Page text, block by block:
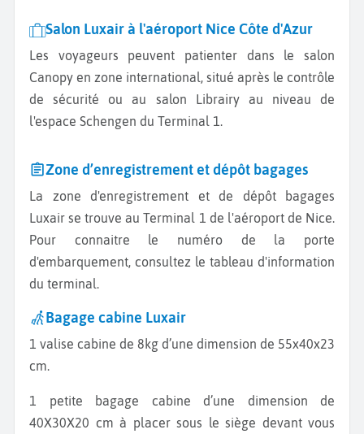
Salon Luxair à l'aéroport Nice Côte d'Azur
Les voyageurs peuvent patienter dans le salon
Canopy en zone international, situé après le contrôle
de sécurité ou au salon Librairy au niveau de
l'espace Schengen du Terminal 1.
Zone d’enregistrement et dépôt bagages
La zone d'enregistrement et de dépôt bagages
Luxair se trouve au Terminal 1 de l'aéroport de Nice.
Pour connaitre le numéro de la porte
d'embarquement, consultez le tableau d'information
du terminal.
Bagage cabine Luxair
1 valise cabine de 8kg d’une dimension de 55x40x23
cm.
1 petite bagage cabine d’une dimension de
40X30X20 cm à placer sous le siège devant vous